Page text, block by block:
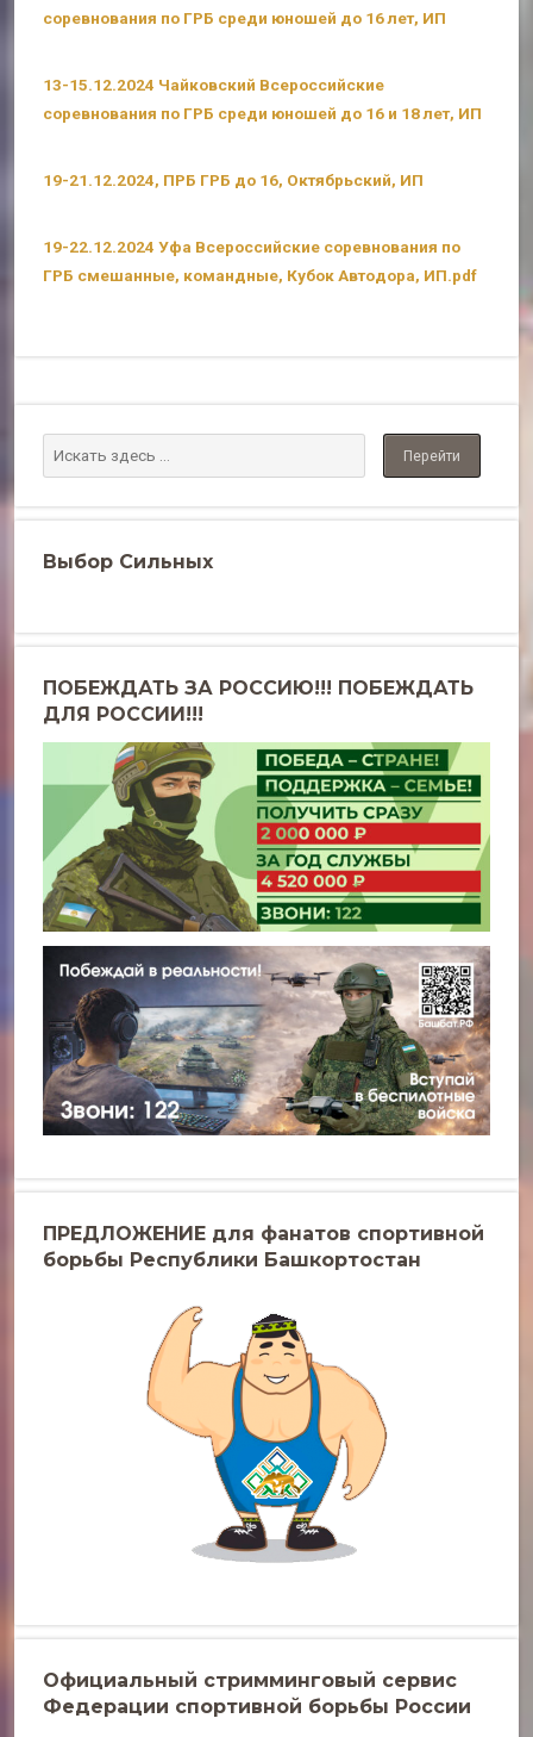
соревнования по ГРБ среди юношей до 16 лет, ИП
13-15.12.2024 Чайковский Всероссийские
соревнования по ГРБ среди юношей до 16 и 18 лет, ИП
19-21.12.2024, ПРБ ГРБ до 16, Октябрьский, ИП
19-22.12.2024 Уфа Всероссийские соревнования по
ГРБ смешанные, командные, Кубок Автодора, ИП.pdf
Выбор Сильных
ПОБЕЖДАТЬ ЗА РОССИЮ!!! ПОБЕЖДАТЬ
ДЛЯ РОССИИ!!!
ПРЕДЛОЖЕНИЕ для фанатов спортивной
борьбы Республики Башкортостан
Официальный стримминговый сервис
Федерации спортивной борьбы России